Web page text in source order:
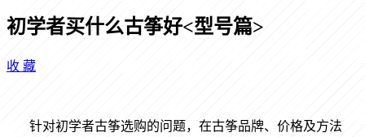
初学者买什么古筝好<型号篇>
收 藏
针对初学者古筝选购的问题，在古筝品牌、价格及方法